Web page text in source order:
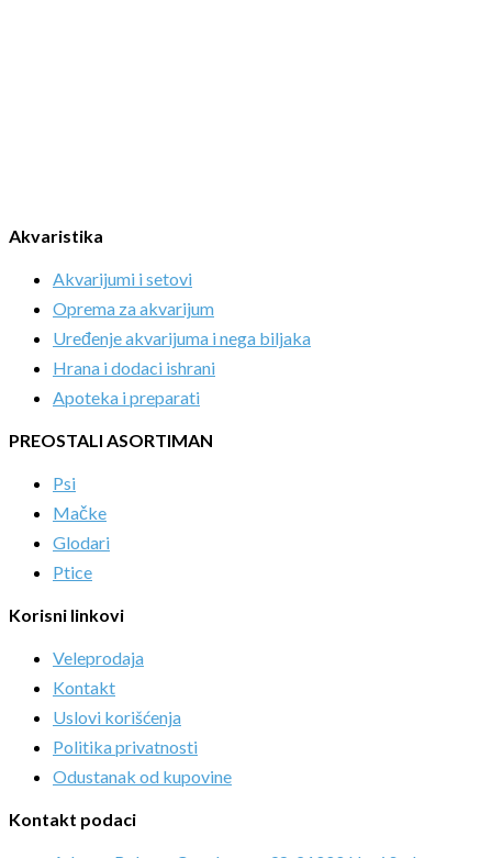
Akvaristika
Akvarijumi i setovi
Oprema za akvarijum
Uređenje akvarijuma i nega biljaka
Hrana i dodaci ishrani
Apoteka i preparati
PREOSTALI ASORTIMAN
Psi
Mačke
Glodari
Ptice
Korisni linkovi
Veleprodaja
Kontakt
Uslovi korišćenja
Politika privatnosti
Odustanak od kupovine
Kontakt podaci